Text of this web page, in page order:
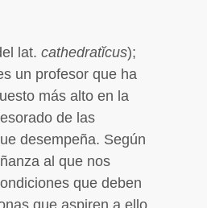
lat. cathedratĭcus);
un profesor que ha
más alto en la
de las
desempeña. Según
al que nos
que deben
que aspiren a ello